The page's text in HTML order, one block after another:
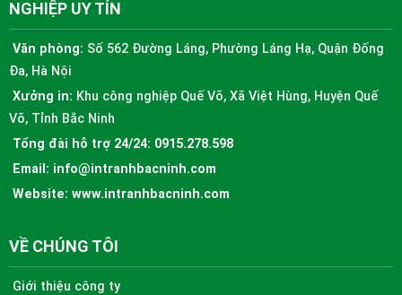
NGHIỆP UY TÍN
Văn phòng: Số 562 Đường Láng, Phường Láng Hạ, Quận Đống
Đa, Hà Nội
Xưởng in: Khu công nghiệp Quế Võ, Xã Việt Hùng, Huyện Quế
Võ, Tỉnh Bắc Ninh
Tổng đài hỗ trợ 24/24: 0915.278.598
Email: info@intranhbacninh.com
Website: www.intranhbacninh.com
VỀ CHÚNG TÔI
Giới thiệu công ty